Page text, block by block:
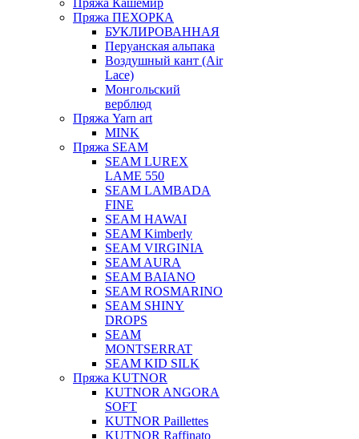
Пряжа Кашемир
Пряжа ПЕХОРКА
БУКЛИРОВАННАЯ
Перуанская альпака
Воздушный кант (Air
Lace)
Монгольский
верблюд
Пряжа Yarn art
MINK
Пряжа SEAM
SEAM LUREX
LAME 550
SEAM LAMBADA
FINE
SEAM HAWAI
SEAM Kimberly
SEAM VIRGINIA
SEAM AURA
SEAM BAIANO
SEAM ROSMARINO
SEAM SHINY
DROPS
SEAM
MONTSERRAT
SEAM KID SILK
Пряжа KUTNOR
KUTNOR ANGORA
SOFT
KUTNOR Paillettes
KUTNOR Raffinato